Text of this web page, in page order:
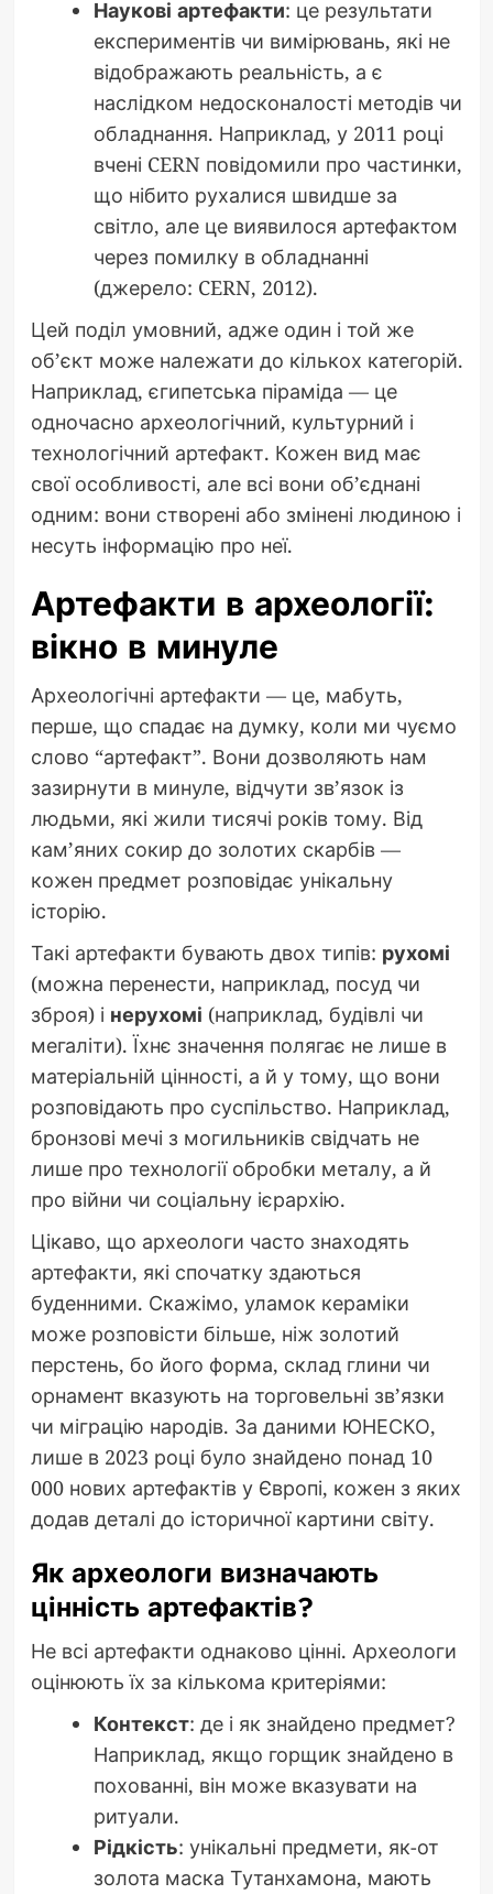
Наукові артефакти: це результати
експериментів чи вимірювань, які не
відображають реальність, а є
наслідком недосконалості методів чи
обладнання. Наприклад, у 2011 році
вчені CERN повідомили про частинки,
що нібито рухалися швидше за
світло, але це виявилося артефактом
через помилку в обладнанні
(джерело: CERN, 2012).
Цей поділ умовний, адже один і той же
об’єкт може належати до кількох категорій.
Наприклад, єгипетська піраміда — це
одночасно археологічний, культурний і
технологічний артефакт. Кожен вид має
свої особливості, але всі вони об’єднані
одним: вони створені або змінені людиною і
несуть інформацію про неї.
Артефакти в археології:
вікно в минуле
Археологічні артефакти — це, мабуть,
перше, що спадає на думку, коли ми чуємо
слово “артефакт”. Вони дозволяють нам
зазирнути в минуле, відчути зв’язок із
людьми, які жили тисячі років тому. Від
кам’яних сокир до золотих скарбів —
кожен предмет розповідає унікальну
історію.
Такі артефакти бувають двох типів: рухомі
(можна перенести, наприклад, посуд чи
зброя) і нерухомі (наприклад, будівлі чи
мегаліти). Їхнє значення полягає не лише в
матеріальній цінності, а й у тому, що вони
розповідають про суспільство. Наприклад,
бронзові мечі з могильників свідчать не
лише про технології обробки металу, а й
про війни чи соціальну ієрархію.
Цікаво, що археологи часто знаходять
артефакти, які спочатку здаються
буденними. Скажімо, уламок кераміки
може розповісти більше, ніж золотий
перстень, бо його форма, склад глини чи
орнамент вказують на торговельні зв’язки
чи міграцію народів. За даними ЮНЕСКО,
лише в 2023 році було знайдено понад 10
000 нових артефактів у Європі, кожен з яких
додав деталі до історичної картини світу.
Як археологи визначають
цінність артефактів?
Не всі артефакти однаково цінні. Археологи
оцінюють їх за кількома критеріями:
Контекст: де і як знайдено предмет?
Наприклад, якщо горщик знайдено в
похованні, він може вказувати на
ритуали.
Рідкість: унікальні предмети, як-от
золота маска Тутанхамона, мають